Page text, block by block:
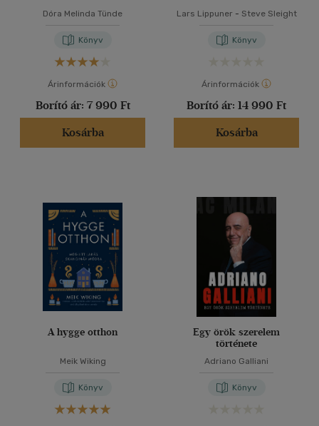
Dóra Melinda Tünde
Könyv
Árinformációk
Borító ár: 7 990 Ft
Kosárba
Lars Lippuner - Steve Sleight
Könyv
Árinformációk
Borító ár: 14 990 Ft
Kosárba
A hygge otthon
Meik Wiking
Könyv
Egy örök szerelem
története
Adriano Galliani
Könyv